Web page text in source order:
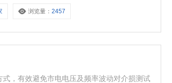
浏览量：2457
，有效避免市电电压及频率波动对介损测试